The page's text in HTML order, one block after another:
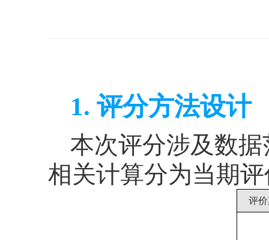
1.评分方法设计
本次评分涉及数
相关计算分为当期
评